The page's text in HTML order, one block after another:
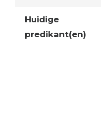
Huidige
predikant(en)